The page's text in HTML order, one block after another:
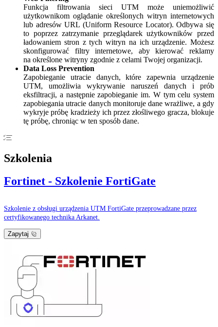
Funkcja filtrowania sieci UTM może uniemożliwić
użytkownikom oglądanie określonych witryn internetowych
lub adresów URL (Uniform Resource Locator). Odbywa się
to poprzez zatrzymanie przeglądarek użytkowników przed
ładowaniem stron z tych witryn na ich urządzenie. Możesz
skonfigurować filtry internetowe, aby kierować reklamy
na określone witryny zgodnie z celami Twojej organizacji.
Data Loss Prevention
Zapobieganie utracie danych, które zapewnia urządzenie
UTM, umożliwia wykrywanie naruszeń danych i prób
eksfiltracji, a następnie zapobieganie im. W tym celu system
zapobiegania utracie danych monitoruje dane wrażliwe, a gdy
wykryje próbę kradzieży ich przez złośliwego gracza, blokuje
tę próbę, chroniąc w ten sposób dane.
Szkolenia
Fortinet - Szkolenie FortiGate
Szkolenie z obsługi urządzenia UTM FortiGate przeprowadzane przez
certyfikowanego technika Arkanet.
Zapytaj